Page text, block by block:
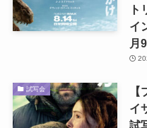
ト
イ
月
試写会
イ
試